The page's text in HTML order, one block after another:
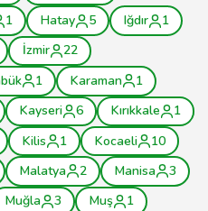
1 Hatay 5 Iğdır
1
İzmir
22
1 Karaman
1
Kayseri 6 Kırıkkale
1
Kilis 1 Kocaeli
10
Malatya 2 Manisa
3
Muğla 3 Muş
1